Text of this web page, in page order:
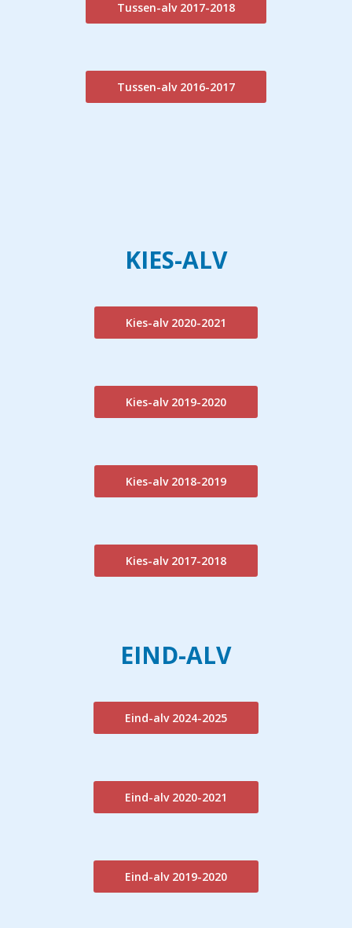
Tussen-alv 2017-2018
Tussen-alv 2016-2017
KIES-ALV
Kies-alv 2020-2021
Kies-alv 2019-2020
Kies-alv 2018-2019
Kies-alv 2017-2018
EIND-ALV
Eind-alv 2024-2025
Eind-alv 2020-2021
Eind-alv 2019-2020